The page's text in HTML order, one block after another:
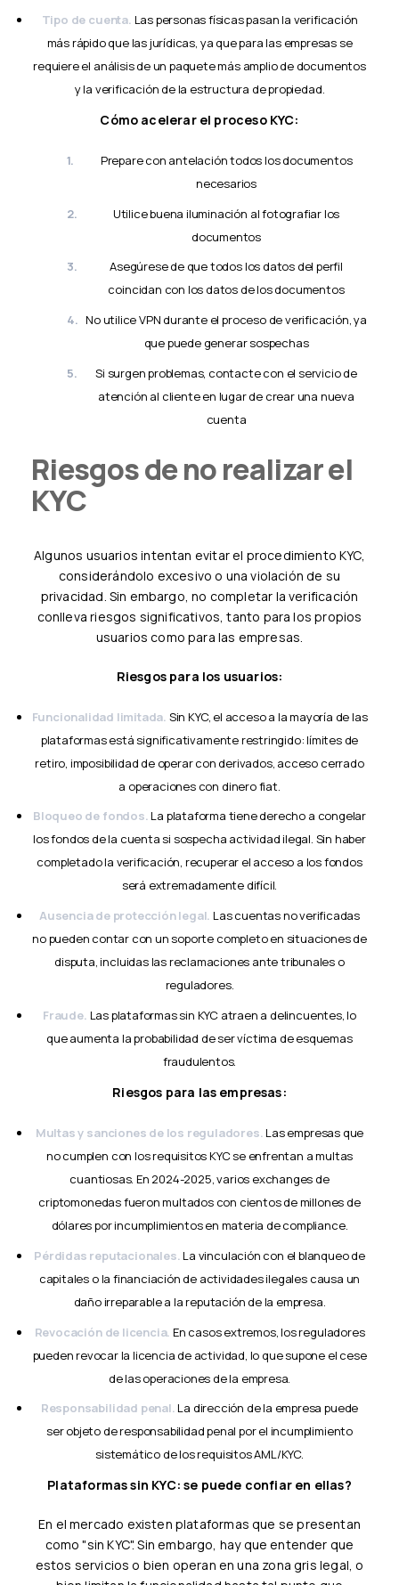
Tipo de cuenta. Las personas físicas pasan la verificación
más rápido que las jurídicas, ya que para las empresas se
requiere el análisis de un paquete más amplio de documentos
y la verificación de la estructura de propiedad.
Cómo acelerar el proceso KYC:
Prepare con antelación todos los documentos
necesarios
Utilice buena iluminación al fotografiar los
documentos
Asegúrese de que todos los datos del perfil
coincidan con los datos de los documentos
No utilice VPN durante el proceso de verificación, ya
que puede generar sospechas
Si surgen problemas, contacte con el servicio de
atención al cliente en lugar de crear una nueva
cuenta
Riesgos de no realizar el
KYC
Algunos usuarios intentan evitar el procedimiento KYC,
considerándolo excesivo o una violación de su
privacidad. Sin embargo, no completar la verificación
conlleva riesgos significativos, tanto para los propios
usuarios como para las empresas.
Riesgos para los usuarios:
Funcionalidad limitada. Sin KYC, el acceso a la mayoría de las
plataformas está significativamente restringido: límites de
retiro, imposibilidad de operar con derivados, acceso cerrado
a operaciones con dinero fiat.
Bloqueo de fondos.La plataforma tiene derecho a congelar
los fondos de la cuenta si sospecha actividad ilegal. Sin haber
completado la verificación, recuperar el acceso a los fondos
será extremadamente difícil.
Ausencia de protección legal. Las cuentas no verificadas
no pueden contar con un soporte completo en situaciones de
disputa, incluidas las reclamaciones ante tribunales o
reguladores.
Fraude. Las plataformas sin KYC atraen a delincuentes, lo
que aumenta la probabilidad de ser víctima de esquemas
fraudulentos.
Riesgos para las empresas:
Multas y sanciones de los reguladores.Las empresas que
no cumplen con los requisitos KYC se enfrentan a multas
cuantiosas. En 2024-2025, varios exchanges de
criptomonedas fueron multados con cientos de millones de
dólares por incumplimientos en materia de compliance.
Pérdidas reputacionales.La vinculación con el blanqueo de
capitales o la financiación de actividades ilegales causa un
daño irreparable a la reputación de la empresa.
Revocación de licencia. En casos extremos, los reguladores
pueden revocar la licencia de actividad, lo que supone el cese
de las operaciones de la empresa.
Responsabilidad penal.La dirección de la empresa puede
ser objeto de responsabilidad penal por el incumplimiento
sistemático de los requisitos AML/KYC.
Plataformas sin KYC: se puede confiar en ellas?
En el mercado existen plataformas que se presentan
como "sin KYC". Sin embargo, hay que entender que
estos servicios o bien operan en una zona gris legal, o